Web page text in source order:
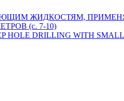
ЖИДКОСТЯМ,
(c. 7-10)
HOLE DRILLING WITH